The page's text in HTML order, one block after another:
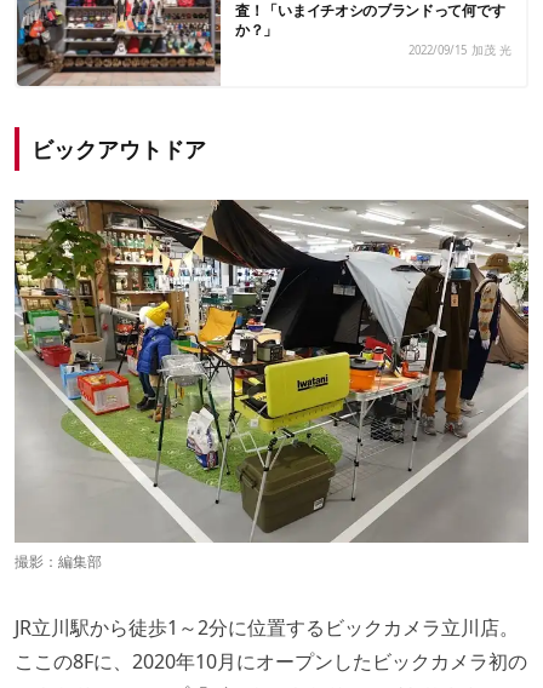
査！「いまイチオシのブランドって何です
か？」
2022/09/15 加茂 光
ビックアウトドア
撮影：編集部
JR立川駅から徒歩1～2分に位置するビックカメラ立川店。
ここの8Fに、2020年10月にオープンしたビックカメラ初の